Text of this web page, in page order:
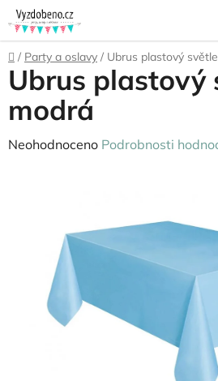
Přejít
na
obsah
Domů
/ Party a oslavy / Ubrus plastový
Ubrus plastový
modrá
Průměrné
hvězdiček.
Neohodnoceno Podrobnosti